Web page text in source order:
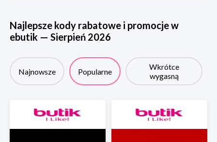
Najlepsze kody rabatowe i promocje w
ebutik — Sierpień 2026
Najnowsze Popularne
Wkrótce
wygasną